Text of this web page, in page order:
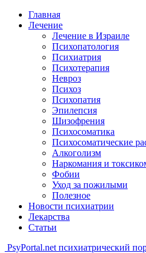
Главная
Лечение
Лечение в Израиле
Психопатология
Психиатрия
Психотерапия
Невроз
Психоз
Психопатия
Эпилепсия
Шизофрения
Психосоматика
Психосоматические
Алкоголизм
Наркомания и
Фобии
Уход за пожилыми
Полезное
Новости психиатрии
Лекарства
Статьи
PsyPortal.net психиатрический